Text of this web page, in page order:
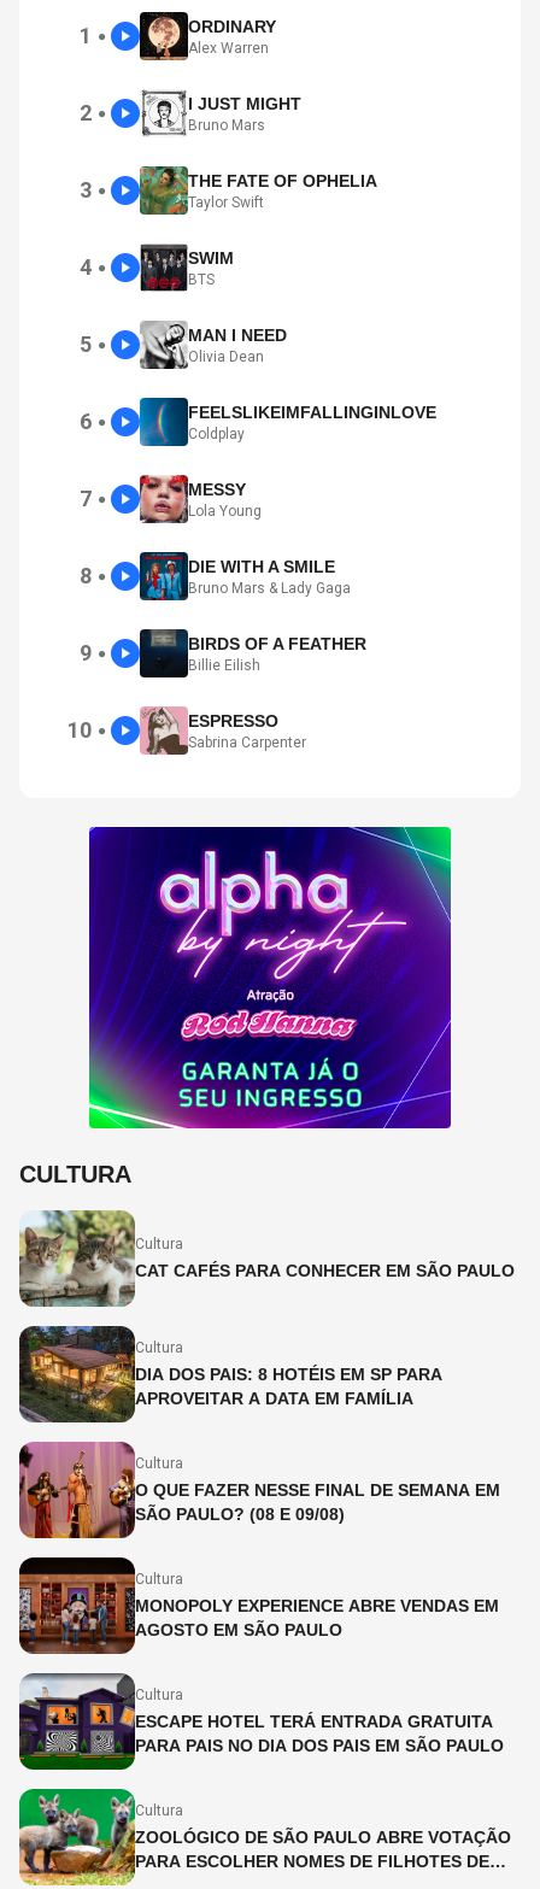
1 ● ORDINARY
Alex Warren
2 ● I JUST MIGHT
Bruno Mars
3 ● THE FATE OF OPHELIA
Taylor Swift
4 ● SWIM
BTS
5 ● MAN I NEED
Olivia Dean
6 ● FEELSLIKEIMFALLINGINLOVE
Coldplay
7 ● MESSY
Lola Young
8 ● DIE WITH A SMILE
Bruno Mars & Lady Gaga
9 ● BIRDS OF A FEATHER
Billie Eilish
10 ● ESPRESSO
Sabrina Carpenter
CULTURA
Cultura
CAT CAFÉS PARA CONHECER EM SÃO PAULO
Cultura
DIA DOS PAIS: 8 HOTÉIS EM SP PARA
APROVEITAR A DATA EM FAMÍLIA
Cultura
O QUE FAZER NESSE FINAL DE SEMANA EM
SÃO PAULO? (08 E 09/08)
Cultura
MONOPOLY EXPERIENCE ABRE VENDAS EM
AGOSTO EM SÃO PAULO
Cultura
ESCAPE HOTEL TERÁ ENTRADA GRATUITA
PARA PAIS NO DIA DOS PAIS EM SÃO PAULO
Cultura
ZOOLÓGICO DE SÃO PAULO ABRE VOTAÇÃO
PARA ESCOLHER NOMES DE FILHOTES DE